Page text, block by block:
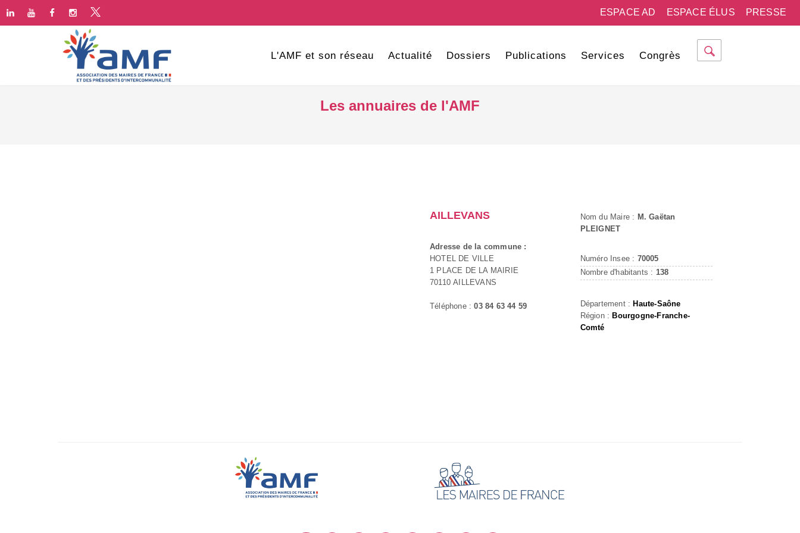
PRESSE
ESPACE ÉLUS
ESPACE AD
L'AMF et son réseau Actualité Dossiers Publications Services Congrès
Les annuaires de l'AMF
AILLEVANS
Adresse de la commune :
HOTEL DE VILLE
1 PLACE DE LA MAIRIE
70110 AILLEVANS
Téléphone :03 84 63 44 59
Nom du Maire : M. Gaëtan
PLEIGNET
Numéro Insee : 70005
Nombre d'habitants : 138
Département : Haute-Saône
Région : Bourgogne-Franche-
Comté